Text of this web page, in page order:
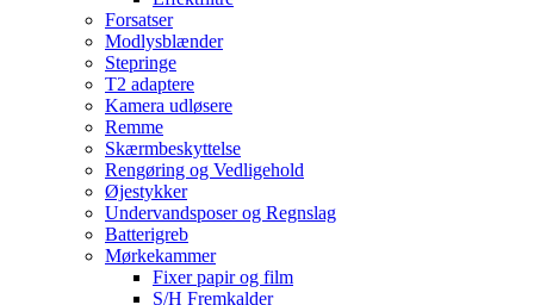
Forsatser
Modlysblænder
Stepringe
T2 adaptere
Kamera udløsere
Remme
Skærmbeskyttelse
Rengøring og Vedligehold
Øjestykker
Undervandsposer og Regnslag
Batterigreb
Mørkekammer
Fixer papir og film
S/H Fremkalder